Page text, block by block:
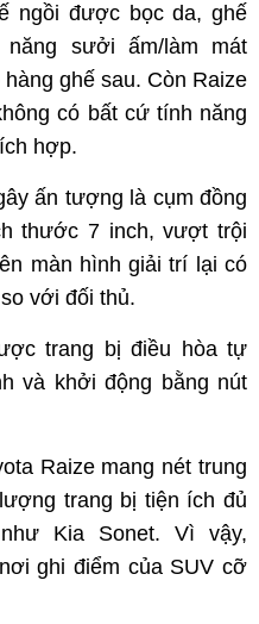
ngồi được bọc da, ghế
sưởi ấm/làm mát
ghế sau. Còn Raize
có bất cứ tính năng
hợp.
ấn tượng là cụm đồng
thước 7 inch, vượt trội
màn hình giải trí lại có
với đối thủ.
trang bị điều hòa tự
và khởi động bằng nút
Raize mang nét trung
trang bị tiện ích đủ
Kia Sonet. Vì vậy,
ghi điểm của SUV cỡ